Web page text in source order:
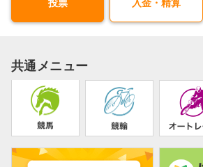
投票 入金・精算
共通メニュー